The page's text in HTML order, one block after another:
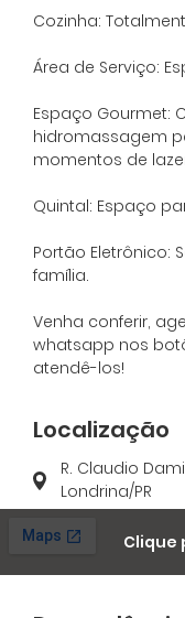
Cozinha:
Área de Serviço:
Espaço Gourmet:
hidromassagem
momentos de
Quintal: Espaço
Portão Eletrônico:
família.
Venha conferir,
whatsapp nos
atendê-los!
Localização
R. Claudio
Londrina/PR
Clique